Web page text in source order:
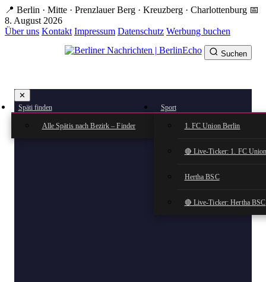
Zum
Hauptinhalt
springen
📍 Berlin · Mitte · Prenzlauer Berg · Kreuzberg · Charlottenburg 📅
8. August 2026
Über uns Kontakt Impressum Datenschutz Werbung buchen
✕
Späti finden
Alle Spätis nach Bezirk – Finder
Sport
1. FC Union Berlin
🔴 Live-Ticker: 1. FC
Hertha BSC
🔴 Live-Ticker: Hertha BSC
Suchen